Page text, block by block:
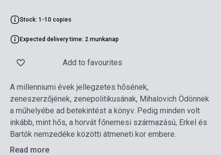
Stock: 1-10 copies
Expected delivery time: 2 munkanap
Add to favourites
A millenniumi évek jellegzetes hősének,
zeneszerzőjének, zenepolitikusának, Mihalovich Ödönnek
a műhelyébe ad betekintést a könyv. Pedig minden volt
inkább, mint hős, a horvát főnemesi származású, Erkel és
Bartók nemzedéke közötti átmeneti kor embere.
Read more